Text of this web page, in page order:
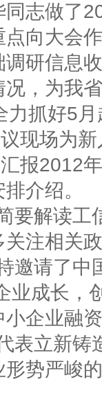
做了
向大会
调研信息
，为我
力抓好5
场为新
2012年
介绍。
解读工
注相关
请了中
业成长，
企业融
立新铸
势严峻